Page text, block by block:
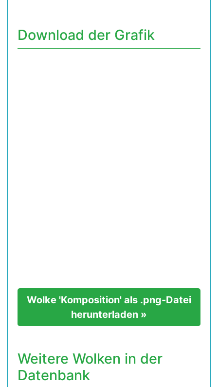
Download der Grafik
Wolke 'Komposition' als .png-Datei
herunterladen »
Weitere Wolken in der
Datenbank